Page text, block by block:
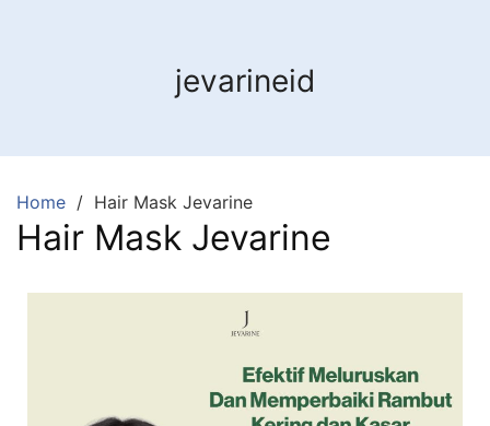
jevarineid
Home Hair Mask Jevarine
Hair Mask Jevarine